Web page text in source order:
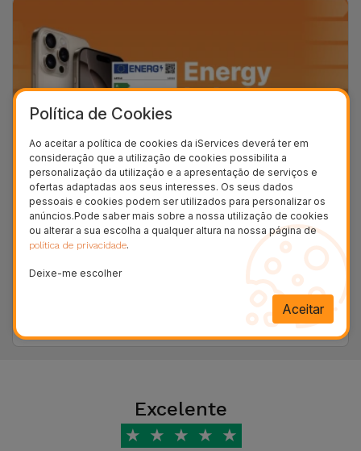
Mobilidade,
Auto e
Bicicleta
Acessórios
de
Computador
Acessórios
iPad e
Tablet
iServices com etiqueta energética nos
Smartphones e Tablets
14/07/2025 12:36 - Tiago Miguel Magalhães de Abreu
A nova regulamentação da União Europeia sobre
etiquetas energéticas para Smartphones e Tablets
já se encontra disponível na iServices.
Excelente
★ ★ ★ ★ ★
Política de Cookies
Ao aceitar a política de cookies da iServices deverá ter em
consideração que a utilização de cookies possibilita a
personalização da utilização e a apresentação de serviços e
ofertas adaptadas aos seus interesses. Os seus dados
pessoais e cookies podem ser utilizados para personalizar os
anúncios.Pode saber mais sobre a nossa utilização de cookies
ou alterar a sua escolha a qualquer altura na nossa página de
política de privacidade.
Deixe-me escolher
Aceitar